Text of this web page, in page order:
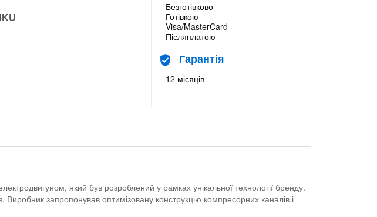
- Безготівково
- Готівкою
- Visa/MasterCard
- Післяплатою
Гарантія
- 12 місяців
який був розроблений у рамках унікальної технології бренду.
Виробник запропонував оптимізовану конструкцію компресорних каналів і